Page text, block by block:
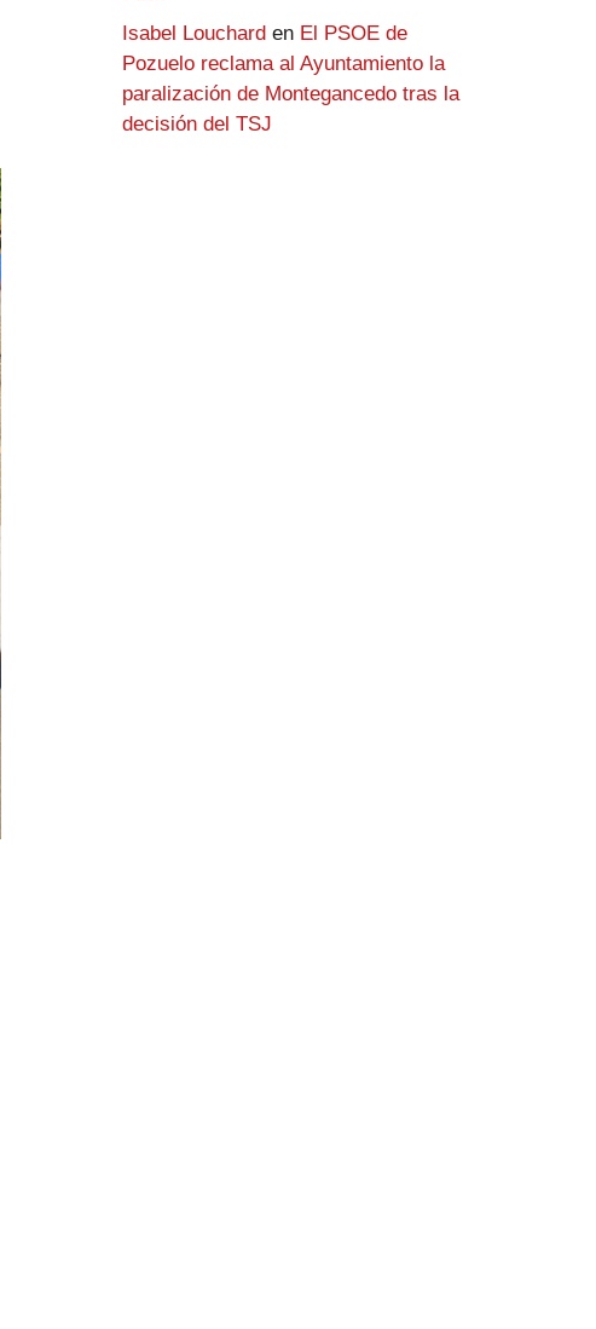
Isabel Louchard en El PSOE de
Pozuelo reclama al Ayuntamiento la
paralización de Montegancedo tras la
decisión del TSJ